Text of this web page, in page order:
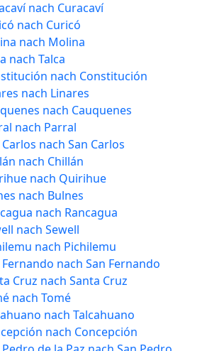
nach Curacaví
nach Curicó
nach Molina
nach Talca
nach Constitución
nach Linares
nach Cauquenes
nach Parral
nach San Carlos
nach Chillán
nach Quirihue
nach Bulnes
nach Rancagua
nach Sewell
nach Pichilemu
nach San Fernando
Cruz nach Santa Cruz
nach Tomé
nach Talcahuano
nach Concepción